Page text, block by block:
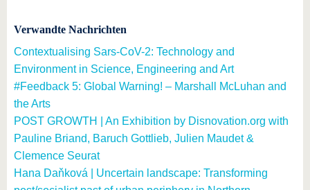
Verwandte Nachrichten
Contextualising Sars-CoV-2: Technology and
Environment in Science, Engineering and Art
#Feedback 5: Global Warning! – Marshall McLuhan and
the Arts
POST GROWTH | An Exhibition by Disnovation.org with
Pauline Briand, Baruch Gottlieb, Julien Maudet &
Clemence Seurat
Hana Daňková | Uncertain landscape: Transforming